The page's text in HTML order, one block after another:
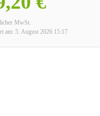
MwSt.
am: 5. August 2026 15:17